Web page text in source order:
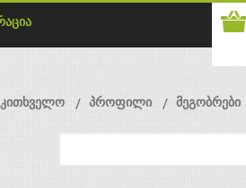
პროფილი მეგობრები